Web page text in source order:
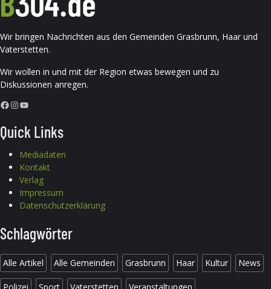
Wir bringen Nachrichten aus den Gemeinden Grasbrunn, Haar und
Vaterstetten.
Wir wollen in und mit der Region etwas bewegen und zu
Diskussionen anregen.
Facebook InstagramYouTube
Quick Links
Mediadaten
Kontakt
Verlag
Impressum
Datenschutzerklärung
Schlagwörter
Alle Artikel Alle Gemeinden Grasbrunn Haar Kultur News